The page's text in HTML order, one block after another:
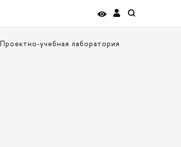
Проектно-учебная лаборатория